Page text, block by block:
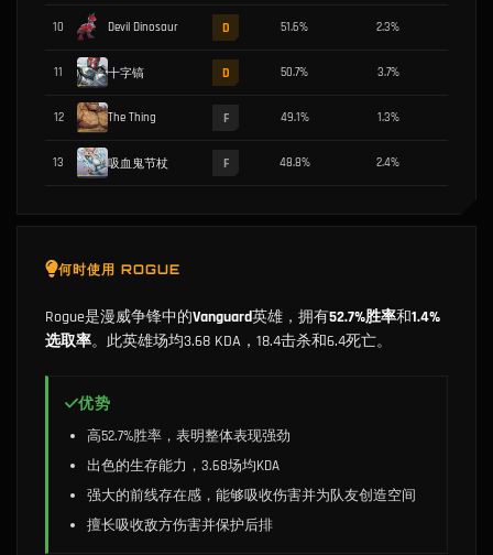
10 Devil Dinosaur D 51.6% 2.3%
11 十字镐 D 50.7% 3.7%
12 The Thing F 49.1% 1.3%
13 吸血鬼节杖 F 48.8% 2.4%
何时使用 ROGUE
Rogue是漫威争锋中的Vanguard英雄，拥有52.7%胜率和1.4%
选取率。此英雄场均3.68 KDA，18.4击杀和6.4死亡。
优势
高52.7%胜率，表明整体表现强劲
出色的生存能力，3.68场均KDA
强大的前线存在感，能够吸收伤害并为队友创造空间
擅长吸收敌方伤害并保护后排